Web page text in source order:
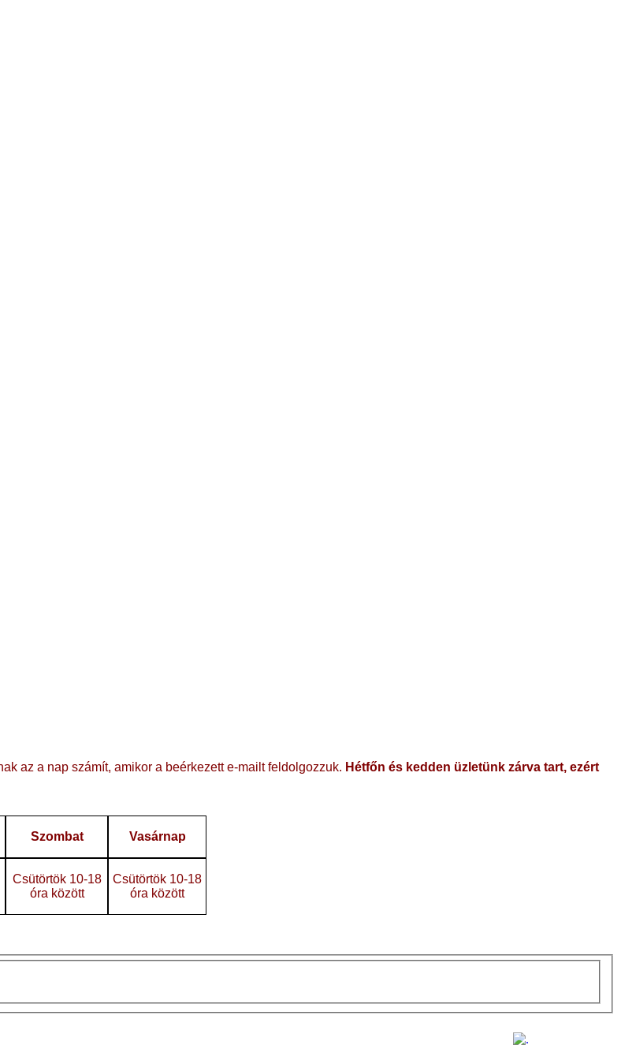
az a nap számít, amikor a beérkezett e-mailt feldolgozzuk. Hétfőn és kedden üzletünk zárva tart, ezért
Szombat Vasárnap
Csütörtök 10-18
óra között
Csütörtök 10-18
óra között